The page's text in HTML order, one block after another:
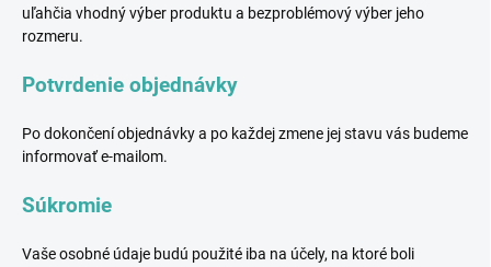
uľahčia vhodný výber produktu a bezproblémový výber jeho
rozmeru.
Potvrdenie objednávky
Po dokončení objednávky a po každej zmene jej stavu vás budeme
informovať e-mailom.
Súkromie
Vaše osobné údaje budú použité iba na účely, na ktoré boli